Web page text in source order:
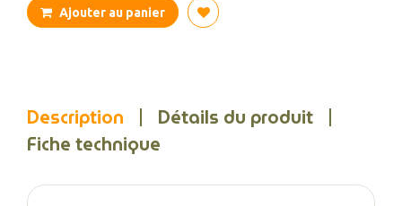
Ajouter au panier
Description
Détails du produit
Fiche technique